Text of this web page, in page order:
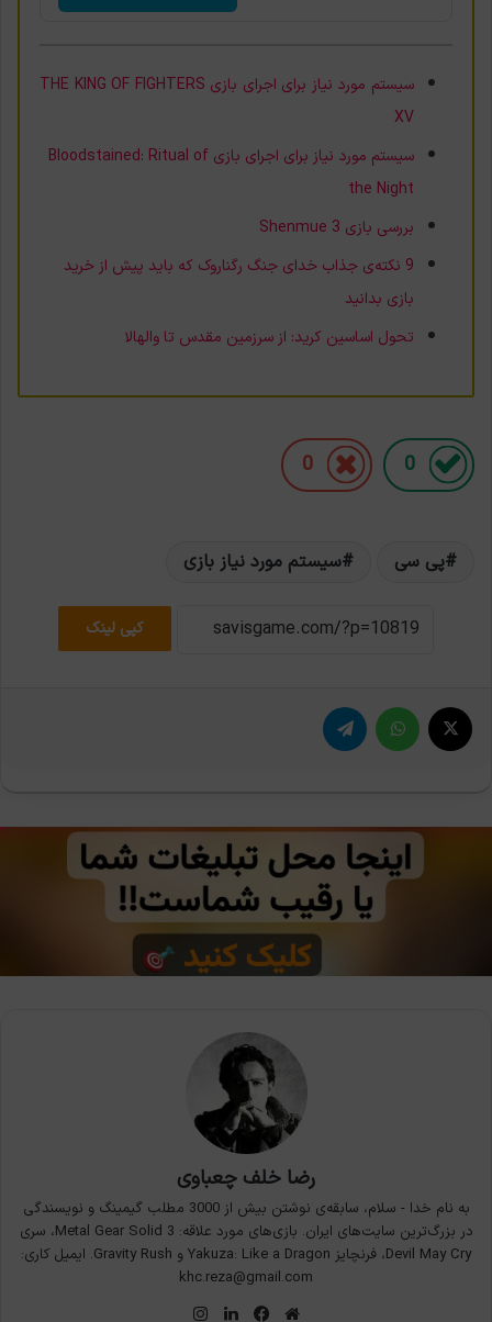
سیستم مورد نیاز برای اجرای بازی THE KING OF FIGHTERS
XV
سیستم مورد نیاز برای اجرای بازی Bloodstained: Ritual of
the Night
بررسی بازی Shenmue 3
9 نکته‌ی جذاب خدای جنگ رگناروک که باید پیش از خرید
بازی بدانید
تحول اساسین کرید: از سرزمین مقدس تا والهالا
0
0
پی سی سیستم مورد نیاز بازی
کپی لینک
رضا خلف چعباوی
به نام خدا - سلام، سابقه‌ی نوشتن بیش از 3000 مطلب گیمینگ و نویسندگی
در بزرگ‌ترین سایت‌های ایران. بازی‌های مورد علاقه: Metal Gear Solid 3، سری
Devil May Cry، فرنچایز Yakuza: Like a Dragon و Gravity Rush. ایمیل کاری:
khc.reza@gmail.com
وبسایت
فیس لینکدین